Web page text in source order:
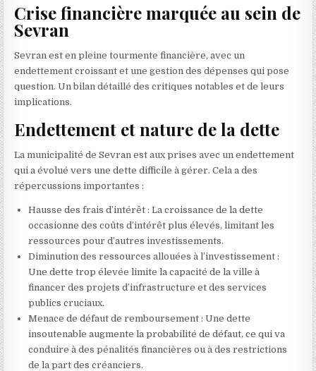
Crise financière marquée au sein de
Sevran
Sevran est en pleine tourmente financière, avec un
endettement croissant et une gestion des dépenses qui pose
question. Un bilan détaillé des critiques notables et de leurs
implications.
Endettement et nature de la dette
La municipalité de Sevran est aux prises avec un endettement
qui a évolué vers une dette difficile à gérer. Cela a des
répercussions importantes :
Hausse des frais d’intérêt : La croissance de la dette
occasionne des coûts d’intérêt plus élevés, limitant les
ressources pour d’autres investissements.
Diminution des ressources allouées à l’investissement :
Une dette trop élevée limite la capacité de la ville à
financer des projets d’infrastructure et des services
publics cruciaux.
Menace de défaut de remboursement : Une dette
insoutenable augmente la probabilité de défaut, ce qui va
conduire à des pénalités financières ou à des restrictions
de la part des créanciers.